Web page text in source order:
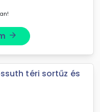
arrow_forward
téri sortűz és